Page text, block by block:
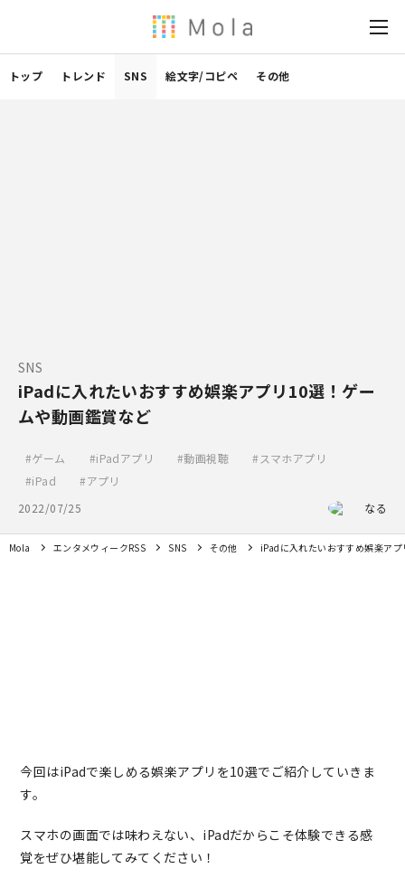
トップ トレンド SNS 絵文字/コピペ その他
SNS
iPadに入れたいおすすめ娯楽アプリ10選！ゲー
ムや動画鑑賞など
ゲーム iPadアプリ 動画視聴
スマホアプリ
iPad
アプリ
2022/07/25
なる
Mola エンタメウィークRSS SNS その他 iPadに入れたいおすすめ娯楽ア
今回はiPadで楽しめる娯楽アプリを10選でご紹介していきま
す。
スマホの画面では味わえない、iPadだからこそ体験できる感
覚をぜひ堪能してみてください！